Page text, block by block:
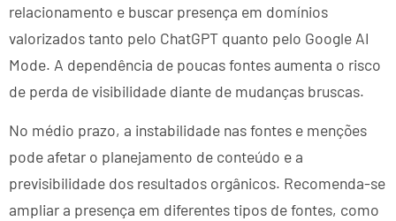
relacionamento e buscar presença em domínios
valorizados tanto pelo ChatGPT quanto pelo Google AI
Mode. A dependência de poucas fontes aumenta o risco
de perda de visibilidade diante de mudanças bruscas.
No médio prazo, a instabilidade nas fontes e menções
pode afetar o planejamento de conteúdo e a
previsibilidade dos resultados orgânicos. Recomenda-se
ampliar a presença em diferentes tipos de fontes, como